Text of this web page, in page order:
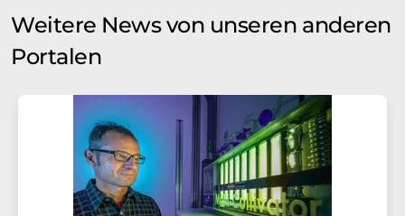
Weitere News von unseren anderen
Portalen